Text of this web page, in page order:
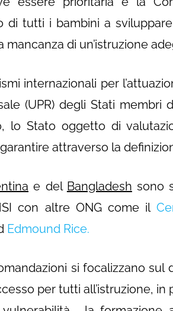
di tutti i bambini a
mancanza di un’istruzione
internazionali per
(UPR) degli Stati membri
lo Stato oggetto di
attraverso la
e del Bangladesh sono
con altre ONG come il
Edmound Rice.
si focalizzano sul
per tutti all’istruzione,